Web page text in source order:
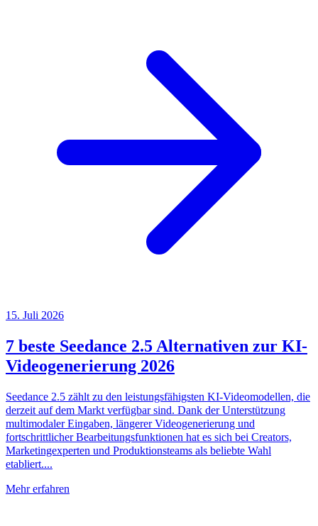
15. Juli 2026
7 beste Seedance 2.5 Alternativen zur KI-
Videogenerierung 2026
Seedance 2.5 zählt zu den leistungsfähigsten KI-Videomodellen, die
derzeit auf dem Markt verfügbar sind. Dank der Unterstützung
multimodaler Eingaben, längerer Videogenerierung und
fortschrittlicher Bearbeitungsfunktionen hat es sich bei Creators,
Marketingexperten und Produktionsteams als beliebte Wahl
etabliert....
Mehr erfahren